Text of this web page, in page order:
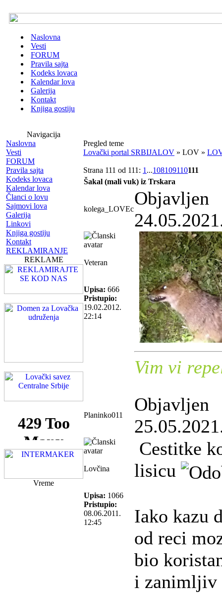
Naslovna
Vesti
FORUM
Pravila sajta
Kodeks lovaca
Kalendar lova
Galerija
Kontakt
Knjiga gostiju
Navigacija
Naslovna
Vesti
FORUM
Pravila sajta
Kodeks lovaca
Kalendar lova
Članci o lovu
Sajmovi lova
Galerija
Linkovi
Knjiga gostiju
Kontakt
REKLAMIRANJE
REKLAME
Vreme
Pregled teme
Lovački portal SRBIJALOV » LOV »
Strana 111 od 111: 1 ...108109110111
Šakal (mali vuk) iz Trskara
kolega_LOVEc
Objavljen
Veteran
Upisa: 666
Pristupio:
19.02.2012.
22:14
Vim vi
Planinko011
Objavljen
Lovčina
Upisa: 1066
Pristupio:
08.06.2011.
12:45
Cestitke
lisicu
Iako kazu
od reci
bio
i zanimljiv